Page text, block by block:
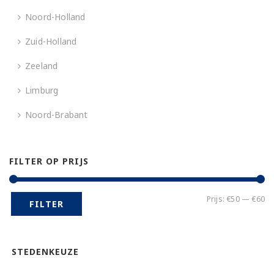
Noord-Holland
Zuid-Holland
Zeeland
Limburg
Noord-Brabant
FILTER OP PRIJS
FILTER Prijs:€50—€60
STEDENKEUZE